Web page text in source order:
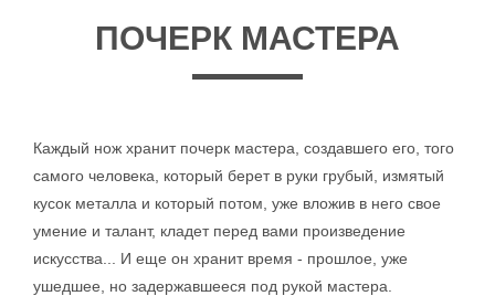
ПОЧЕРК МАСТЕРА
Каждый нож хранит почерк мастера, создавшего его, того
самого человека, который берет в руки грубый, измятый
кусок металла и который потом, уже вложив в него свое
умение и талант, кладет перед вами произведение
искусства... И еще он хранит время - прошлое, уже
ушедшее, но задержавшееся под рукой мастера.